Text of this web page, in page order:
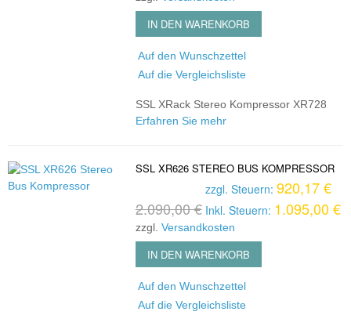
IN DEN WARENKORB
Auf den Wunschzettel
Auf die Vergleichsliste
SSL XRack Stereo Kompressor XR728
Erfahren Sie mehr
SSL XR626 STEREO BUS KOMPRESSOR
2.090,00 €
zzgl. Steuern: 920,17 €
Inkl. Steuern: 1.095,00 €
zzgl. Versandkosten
IN DEN WARENKORB
Auf den Wunschzettel
Auf die Vergleichsliste